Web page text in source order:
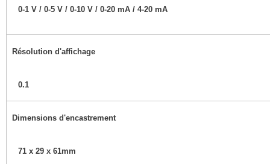
0-1 V / 0-5 V / 0-10 V / 0-20 mA / 4-20 mA
Résolution d'affichage
0.1
Dimensions d'encastrement
71 x 29 x 61mm